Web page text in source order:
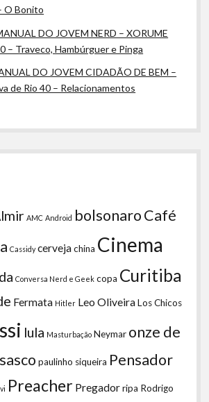
O Bonito
DO JOVEM NERD – XORUME
– Traveco, Hambúrguer e Pinga
DO JOVEM CIDADÃO DE BEM –
de Rio 40 – Relacionamentos
AMC Android bolsonaroCafé
Cassidy cervejachina Cinema
Conversa Nerd e Geek copa Curitiba
Fermata Hitler Leo OliveiraLos Chicos
lula Masturbação Neymar onze de
paulinho siqueira Pensador
Preacher Pregadorripa Rodrigo